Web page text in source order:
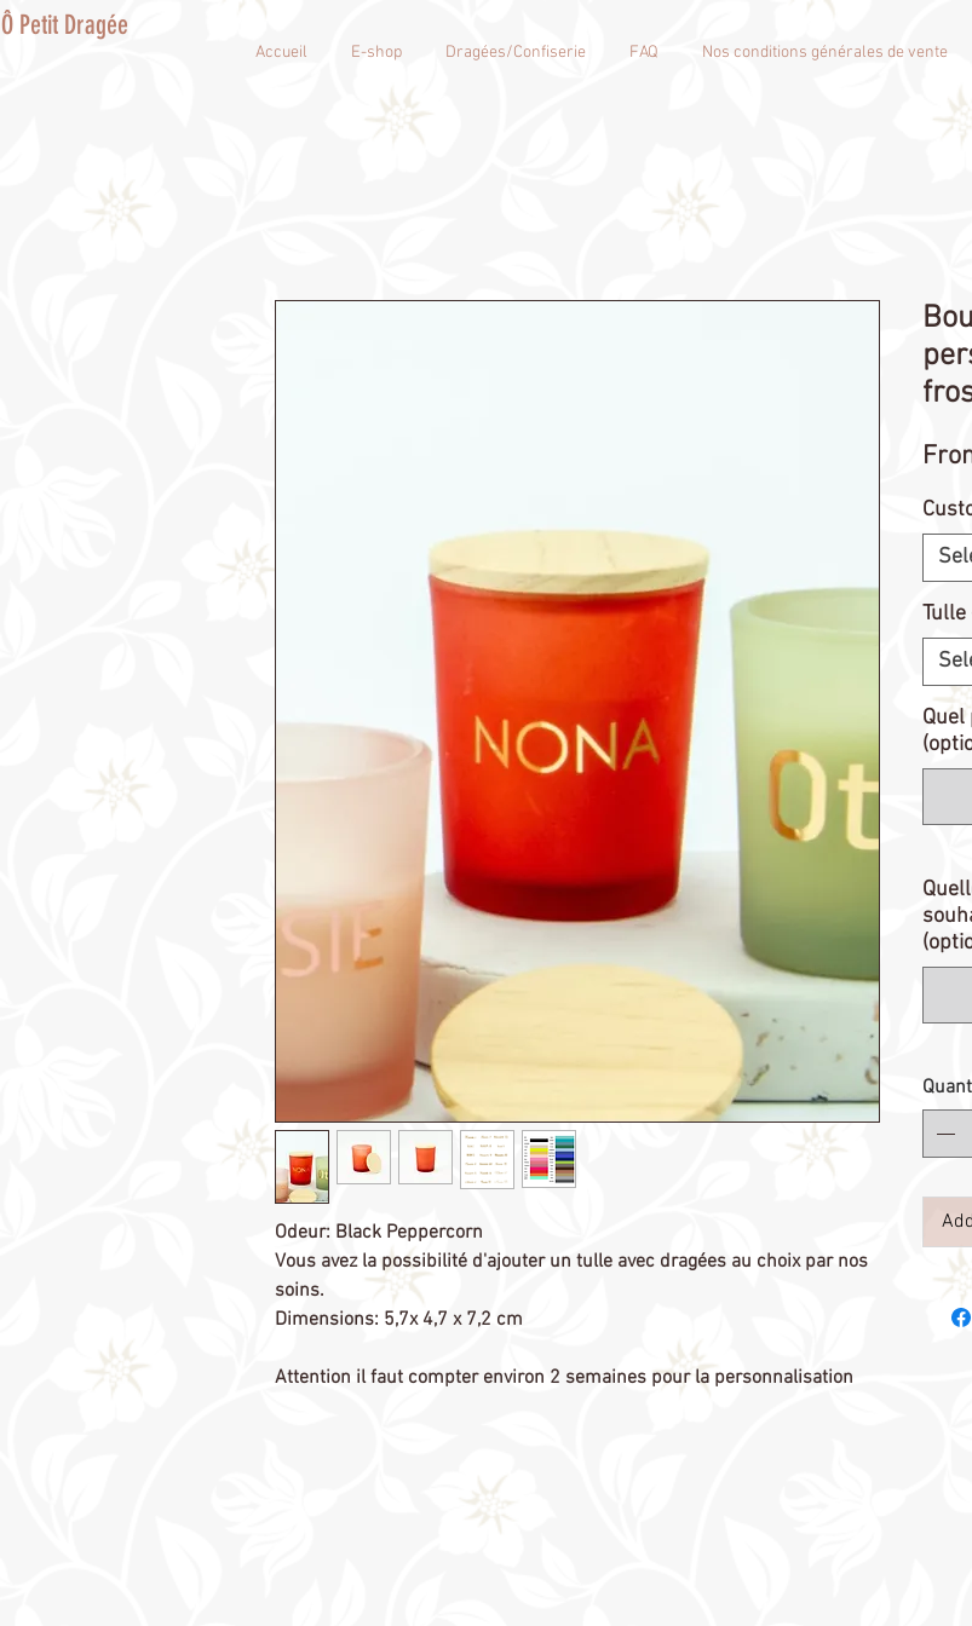
Ô Petit Dragée
Accueil E-shop Dragées/Confiserie FAQ Nos conditions générales de vente
Odeur: Black Peppercorn
Vous avez la possibilité d'ajouter un tulle avec dragées au choix par nos
soins.
Dimensions: 5,7x 4,7 x 7,2 cm
Attention il faut compter environ 2 semaines pour la personnalisation
Tulle